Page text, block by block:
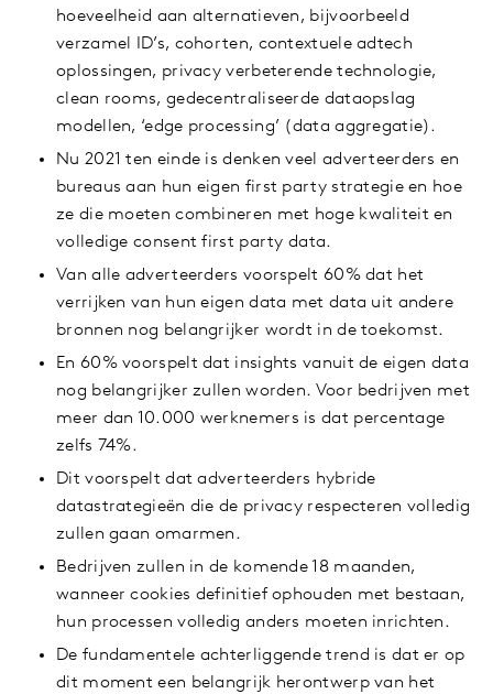
hoeveelheid aan alternatieven, bijvoorbeeld
verzamel ID’s, cohorten, contextuele adtech
oplossingen, privacy verbeterende technologie,
clean rooms, gedecentraliseerde dataopslag
modellen, ‘edge processing’ (data aggregatie).
Nu 2021 ten einde is denken veel adverteerders en
bureaus aan hun eigen first party strategie en hoe
ze die moeten combineren met hoge kwaliteit en
volledige consent first party data.
Van alle adverteerders voorspelt 60% dat het
verrijken van hun eigen data met data uit andere
bronnen nog belangrijker wordt in de toekomst.
En 60% voorspelt dat insights vanuit de eigen data
nog belangrijker zullen worden. Voor bedrijven met
meer dan 10.000 werknemers is dat percentage
zelfs 74%.
Dit voorspelt dat adverteerders hybride
datastrategieën die de privacy respecteren volledig
zullen gaan omarmen.
Bedrijven zullen in de komende 18 maanden,
wanneer cookies definitief ophouden met bestaan,
hun processen volledig anders moeten inrichten.
De fundamentele achterliggende trend is dat er op
dit moment een belangrijk herontwerp van het